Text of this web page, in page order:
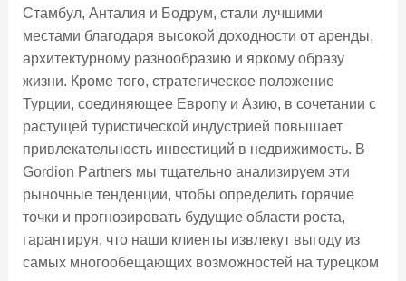
Стамбул, Анталия и Бодрум, стали лучшими
местами благодаря высокой доходности от аренды,
архитектурному разнообразию и яркому образу
жизни. Кроме того, стратегическое положение
Турции, соединяющее Европу и Азию, в сочетании с
растущей туристической индустрией повышает
привлекательность инвестиций в недвижимость. В
Gordion Partners мы тщательно анализируем эти
рыночные тенденции, чтобы определить горячие
точки и прогнозировать будущие области роста,
гарантируя, что наши клиенты извлекут выгоду из
самых многообещающих возможностей на турецком